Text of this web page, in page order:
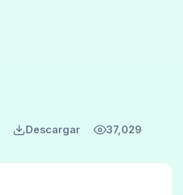
Descargar 37,029